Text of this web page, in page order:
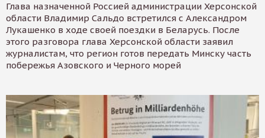
Глава назначенной Россией администрации Херсонской
области Владимир Сальдо встретился с Александром
Лукашенко в ходе своей поездки в Беларусь. После
этого разговора глава Херсонской области заявил
журналистам, что регион готов передать Минску часть
побережья Азовского и Черного морей